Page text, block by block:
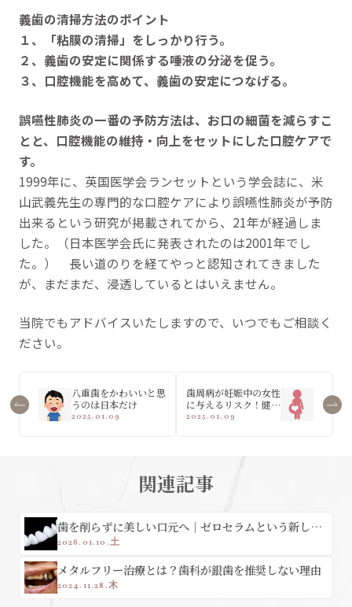
義歯の清掃方法のポイント
１、「粘膜の清掃」をしっかり行う。
２、義歯の安定に関係する唾液の分泌を促う。
３、口腔機能を高めて、義歯の安定につなげる。
誤嚥性肺炎の一番の予防方法は、お口の細菌を減らすこ
とと、口腔機能の維持・向上をセットにした口腔ケアで
す。
1999年に、英国医学会ランセットという学会誌に、米
山武義先生の専門的な口腔ケアにより誤嚥性肺炎が予防
出来るという研究が掲載されてから、21年が経過しま
した。（日本医学会氏に発表されたのは2001年でし
た。） 長い道のりを経てやっと認知されてきました
が、まだまだ、浸透しているとはいえません。
当院でもアドバイスいたしますので、いつでもご相談く
ださい。
八重歯をかわいいと思
うのは日本だけ
2025.01.09
歯周病が妊娠中の女性
に与えるリスク！健康
な出産のために
2025.01.09
関連記事
歯を削らずに美しい口元へ｜ゼロセラムという新しい
審美歯科治療
2026.01.10.土
メタルフリー治療とは？歯科が銀歯を推奨しない理由
2024.11.28.木